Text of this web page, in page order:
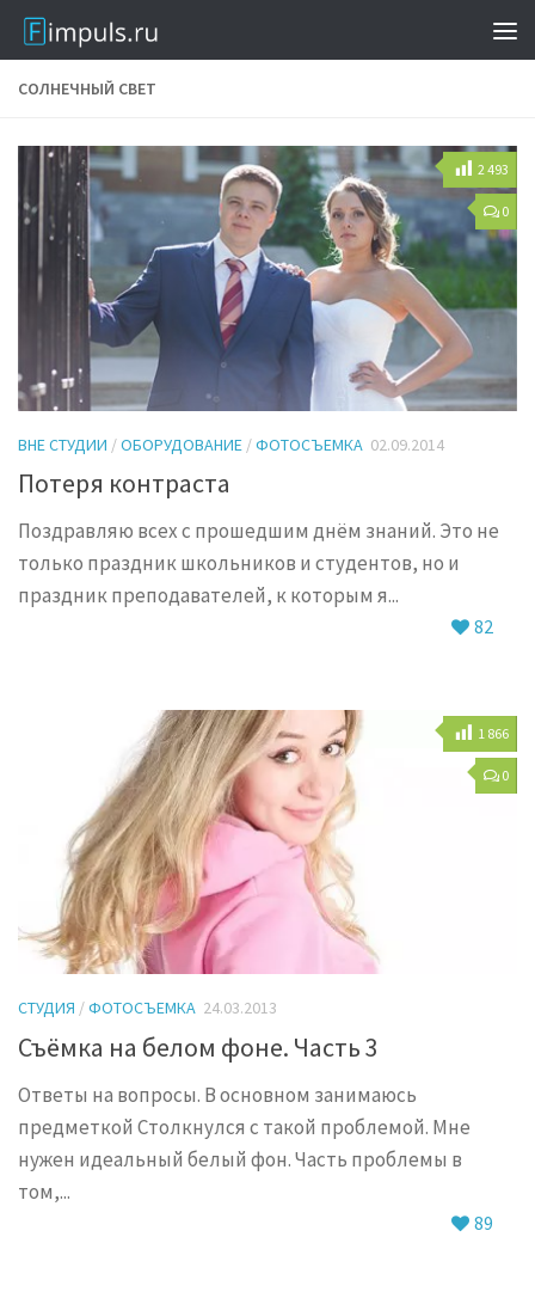
СОЛНЕЧНЫЙ СВЕТ
0
2 493
ВНЕ СТУДИИ /ОБОРУДОВАНИЕ /ФОТОСЪЕМКА 02.09.2014
Потеря контраста
Поздравляю всех с прошедшим днём знаний. Это не
только праздник школьников и студентов, но и
праздник преподавателей, к которым я...
82
0
1 866
СТУДИЯ /ФОТОСЪЕМКА 24.03.2013
Съёмка на белом фоне. Часть 3
Ответы на вопросы. В основном занимаюсь
предметкой Столкнулся с такой проблемой. Мне
нужен идеальный белый фон. Часть проблемы в
том,...
89